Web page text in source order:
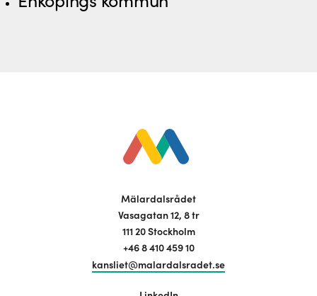
Mälardalsrådet
Vasagatan 12, 8 tr
111 20 Stockholm
+46 8 410 459 10
kansliet@malardalsradet.se